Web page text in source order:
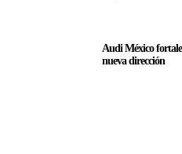
Audi México
nueva dirección